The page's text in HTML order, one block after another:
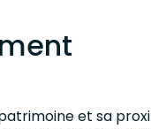
et sa